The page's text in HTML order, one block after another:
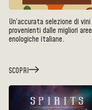
Un’accurata selezione di vini
provenienti dalle migliori aree
enologiche italiane.
SCOPRI